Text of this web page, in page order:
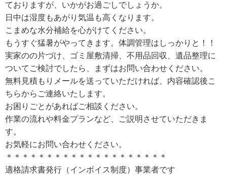
ておりますが、いかがお過ごしでしょうか。
日中は湿度もあがり気温も高くなります。
こまめな水分補給を心がけてください。
もうすぐ猛暑がやってきます。体調管理はしっかりと！！
実家のの片づけ、ゴミ屋敷清掃、不用品回収、遺品整理に
ついてご検討でしたら、まずはお問い合わせください。
無料見積もりメールを送っていただければ、内容確認後こ
ちらからご連絡いたします。
お困りごとがあればご相談ください。
作業の流れや料金プランなど、ご説明させていただきま
す。
お気軽にお問い合わせください。
＊＊＊＊＊＊＊＊＊＊＊＊＊＊＊＊＊＊＊＊
適格請求書発行（インボイス制度）事業者です